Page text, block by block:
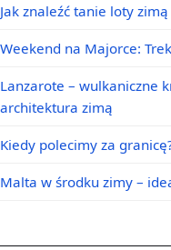
Jak znaleźć tanie loty
Weekend na Majorce:
Lanzarote – wulkaniczne
architektura zimą
Kiedy polecimy za
Malta w środku zimy –